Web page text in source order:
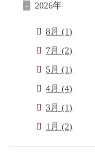
2026年
8月 (1)
7月 (2)
5月 (1)
4月 (4)
3月 (1)
1月 (2)